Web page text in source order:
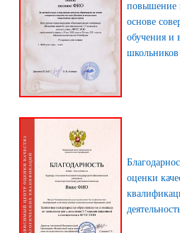
повышение
основе
обучения и
школьников
оценки